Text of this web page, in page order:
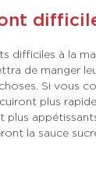
difficiles à la
de manger
Si vous
plus
la sauce